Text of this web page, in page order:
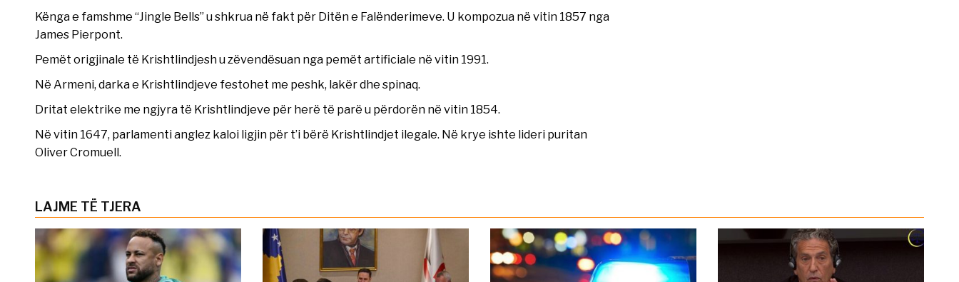
Kënga e famshme “Jingle Bells” u shkrua në fakt për Ditën e Falënderimeve. U kompozua në vitin 1857 nga
James Pierpont.
Pemët origjinale të Krishtlindjesh u zëvendësuan nga pemët artificiale në vitin 1991.
Në Armeni, darka e Krishtlindjeve festohet me peshk, lakër dhe spinaq.
Dritat elektrike me ngjyra të Krishtlindjeve për herë të parë u përdorën në vitin 1854.
Në vitin 1647, parlamenti anglez kaloi ligjin për t’i bërë Krishtlindjet ilegale. Në krye ishte lideri puritan
Oliver Cromuell.
LAJME TË TJERA